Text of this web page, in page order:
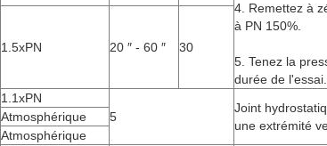
4. Remettez à
à PN 150%.
5. Tenez la
durée de l'essai.
1.5xPN 20 ″ - 60 ″ 30
1.1xPN
5
Joint
une extrémité
Atmosphérique
Atmosphérique